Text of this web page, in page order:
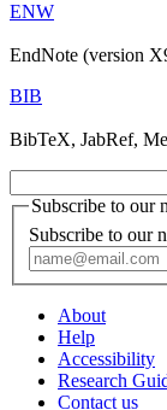
ENW
EndNote (version
BIB
BibTeX, JabRef,
Subscribe to our
Subscribe to our
About
Help
Accessibility
Research
Contact us